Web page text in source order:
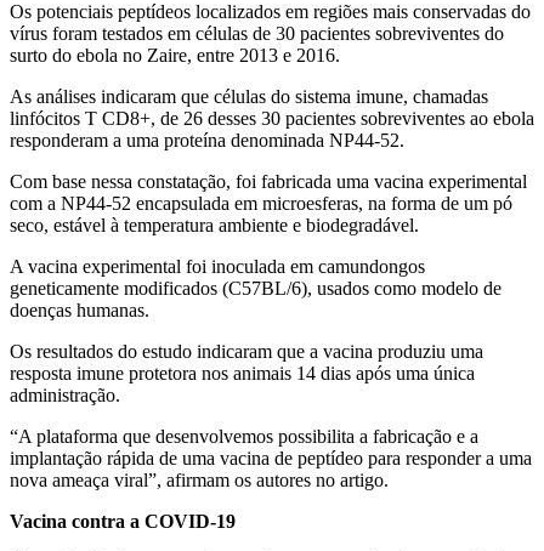
Os potenciais peptídeos localizados em regiões mais conservadas do
vírus foram testados em células de 30 pacientes sobreviventes do
surto do ebola no Zaire, entre 2013 e 2016.
As análises indicaram que células do sistema imune, chamadas
linfócitos T CD8+, de 26 desses 30 pacientes sobreviventes ao ebola
responderam a uma proteína denominada NP44-52.
Com base nessa constatação, foi fabricada uma vacina experimental
com a NP44-52 encapsulada em microesferas, na forma de um pó
seco, estável à temperatura ambiente e biodegradável.
A vacina experimental foi inoculada em camundongos
geneticamente modificados (C57BL/6), usados como modelo de
doenças humanas.
Os resultados do estudo indicaram que a vacina produziu uma
resposta imune protetora nos animais 14 dias após uma única
administração.
“A plataforma que desenvolvemos possibilita a fabricação e a
implantação rápida de uma vacina de peptídeo para responder a uma
nova ameaça viral”, afirmam os autores no artigo.
Vacina contra a COVID-19